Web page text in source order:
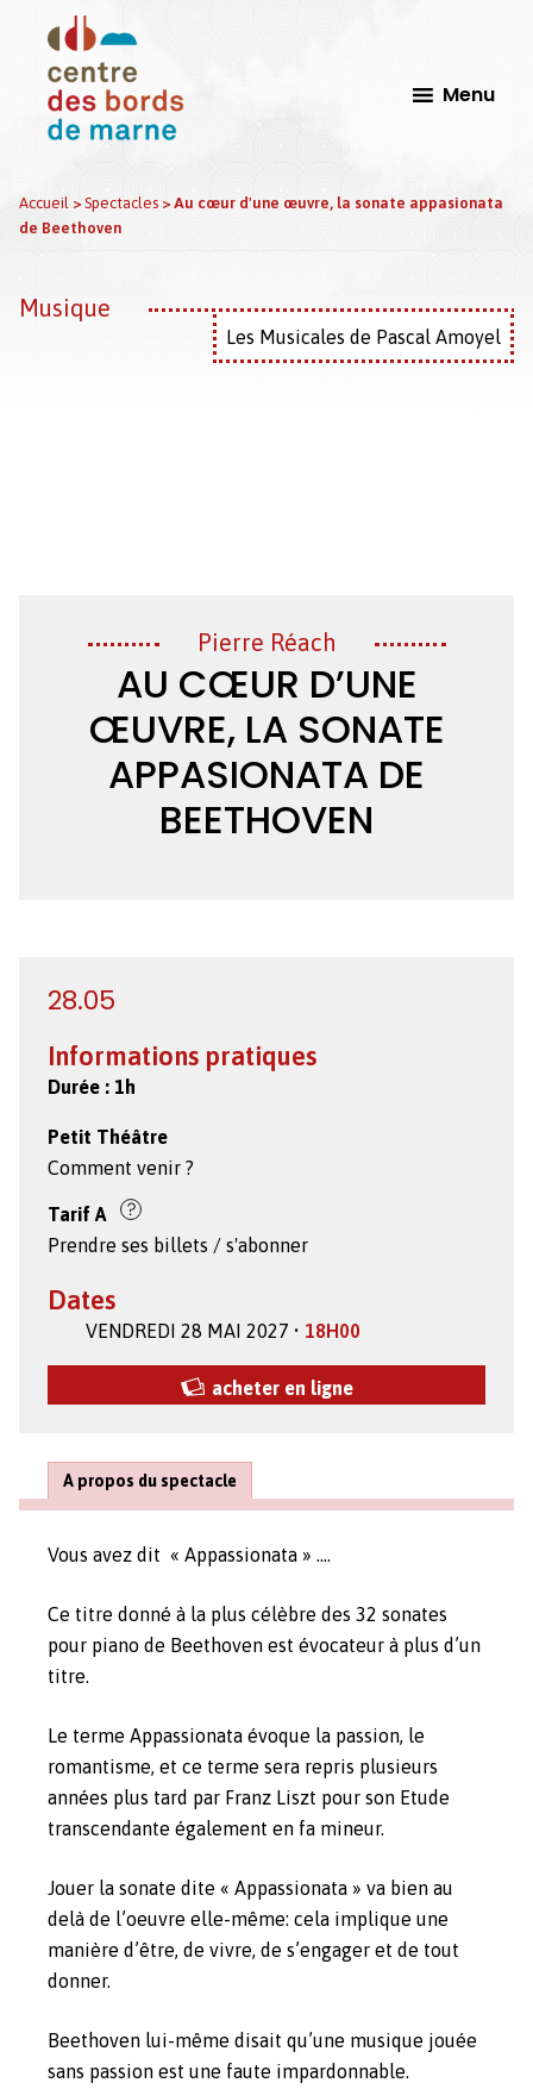
contenu
principal
CdbM
-
Marne
Centre
Des
Marne,
Menu
Accueil > Spectacles > Au cœur d'une œuvre, la sonate appasionata
de Beethoven
Musique
Les Musicales de Pascal Amoyel
Pierre Réach
AU CŒUR D’UNE
ŒUVRE, LA SONATE
APPASIONATA DE
BEETHOVEN
28.05
Informations pratiques
Durée : 1h
Petit Théâtre
Comment venir ?
Tarif A
Prendre ses billets / s'abonner
Dates
VENDREDI 28 MAI 2027 • 18H00
acheter en ligne
A propos du spectacle
Vous avez dit « Appassionata » ….
Ce titre donné à la plus célèbre des 32 sonates
pour piano de Beethoven est évocateur à plus d’un
titre.
Le terme Appassionata évoque la passion, le
romantisme, et ce terme sera repris plusieurs
années plus tard par Franz Liszt pour son Etude
transcendante également en fa mineur.
Jouer la sonate dite « Appassionata » va bien au
delà de l’oeuvre elle-même: cela implique une
manière d’être, de vivre, de s’engager et de tout
donner.
Beethoven lui-même disait qu’une musique jouée
sans passion est une faute impardonnable.